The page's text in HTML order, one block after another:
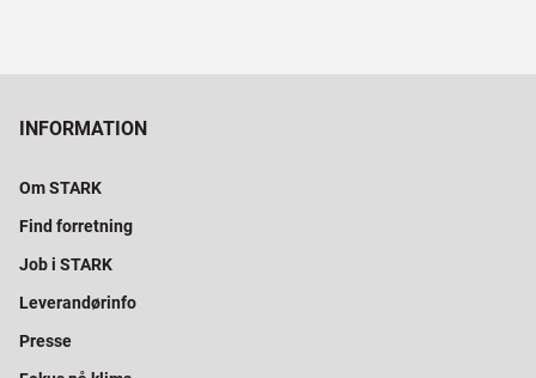
INFORMATION
Om STARK
Find forretning
Job i STARK
Leverandørinfo
Presse